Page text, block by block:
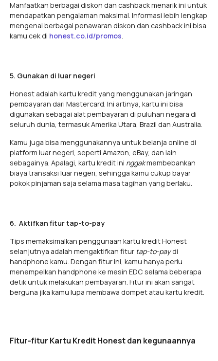
Manfaatkan berbagai diskon dan cashback menarik ini untuk
mendapatkan pengalaman maksimal. Informasi lebih lengkap
mengenai berbagai penawaran diskon dan cashback ini bisa
kamu cek di honest.co.id/promos.
5. Gunakan di luar negeri
Honest adalah kartu kredit yang menggunakan jaringan
pembayaran dari Mastercard. Ini artinya, kartu ini bisa
digunakan sebagai alat pembayaran di puluhan negara di
seluruh dunia, termasuk Amerika Utara, Brazil dan Australia.
Kamu juga bisa menggunakannya untuk belanja online di
platform luar negeri, seperti Amazon, eBay, dan lain
sebagainya. Apalagi, kartu kredit ini nggakmembebankan
biaya transaksi luar negeri, sehingga kamu cukup bayar
pokok pinjaman saja selama masa tagihan yang berlaku.
6. Aktifkan fitur tap-to-pay
Tips memaksimalkan penggunaan kartu kredit Honest
selanjutnya adalah mengaktifkan fitur tap-to-paydi
handphone kamu. Dengan fitur ini, kamu hanya perlu
menempelkan handphone ke mesin EDC selama beberapa
detik untuk melakukan pembayaran. Fitur ini akan sangat
berguna jika kamu lupa membawa dompet atau kartu kredit.
Fitur-fitur Kartu Kredit Honest dan kegunaannya